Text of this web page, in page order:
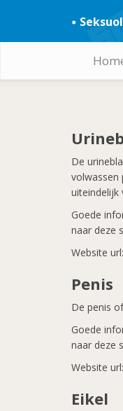
De
volwassen
uiteindelijk
Goede
naar deze
Website url:
Penis
De penis
Goede
naar deze
Website url:
Eikel